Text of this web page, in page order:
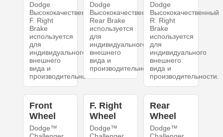
Dodge
Высококачественный
F. Right
Brake
используется
для
индивидуального
внешнего
вида и
производительности.
Dodge
Высококачественный
Rear Brake
используется
для
индивидуального
внешнего
вида и
производительности.
Dodge
Высококачественный
R. Right
Brake
используется
для
индивидуального
внешнего
вида и
производительности.
Front
Wheel
Dodge™
F. Right
Wheel
Dodge™
Rear
Wheel
Dodge™